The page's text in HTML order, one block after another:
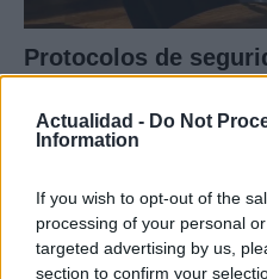
Actualidad - Do Not
Information
If you wish to opt-out of the
processing of your personal
targeted advertising by us,
section to confirm your
Protocolos de
Un eclipse solar es un
CIENCIA Y TECNOLOGÍA